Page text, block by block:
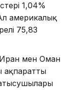
1,04%
америкалық
75,83
Иран мен Оман
ақпаратты